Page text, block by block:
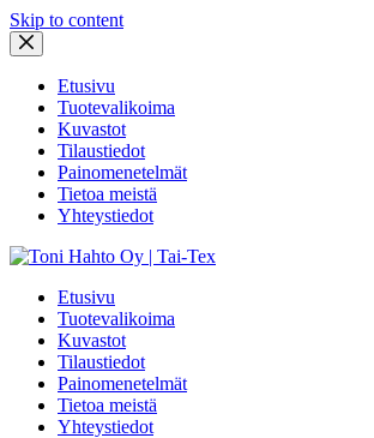
Skip to content
Etusivu
Tuotevalikoima
Kuvastot
Tilaustiedot
Painomenetelmät
Tietoa meistä
Yhteystiedot
Etusivu
Tuotevalikoima
Kuvastot
Tilaustiedot
Painomenetelmät
Tietoa meistä
Yhteystiedot